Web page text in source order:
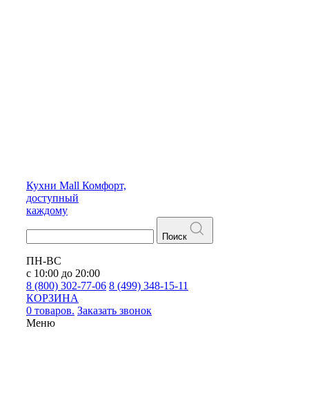
Кухни Mall Комфорт,
доступный
каждому
Поиск
ПН-ВС
с 10:00 до 20:00
8 (800) 302-77-06 8 (499) 348-15-11
КОРЗИНА
0 товаров. Заказать звонок
Меню